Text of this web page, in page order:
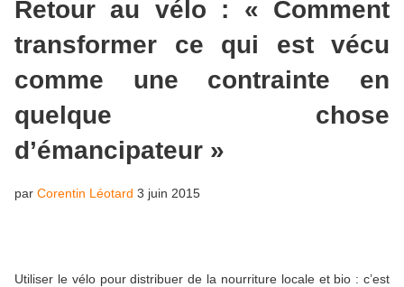
Retour au vélo : « Comment
transformer ce qui est vécu
comme une contrainte en
quelque chose
d’émancipateur »
par Corentin Léotard 3 juin 2015
Utiliser le vélo pour distribuer de la nourriture locale et bio : c’est